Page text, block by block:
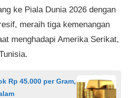
ke Piala Dunia 2026 dengan
meraih tiga kemenangan
menghadapi Amerika Serikat,
Rp 45.000 per Gram,